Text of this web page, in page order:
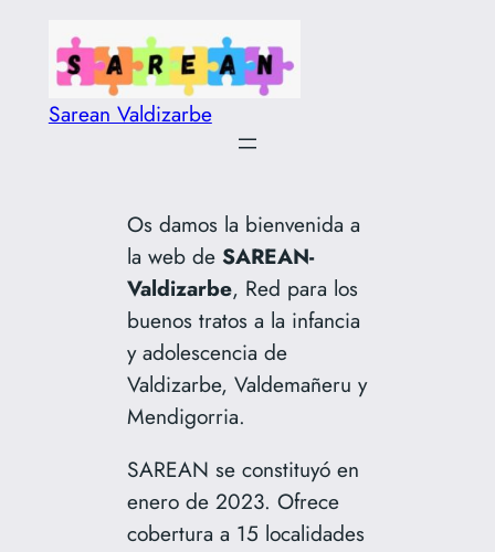
contenido
Sarean Valdizarbe
Os damos la bienvenida a
la web de SAREAN-
Valdizarbe, Red para los
buenos tratos a la infancia
y adolescencia de
Valdizarbe, Valdemañeru y
Mendigorria.
SAREAN se constituyó en
enero de 2023. Ofrece
cobertura a 15 localidades